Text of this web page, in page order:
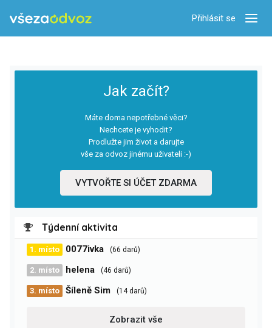
Přihlásit se
Jak začít?
Máte doma nepotřebné věci?
Nechcete je vyhodit?
Prodlužte jim život a darujte
vše za odvoz jinému uživateli :-)
VYTVOŘTE SI ÚČET ZDARMA
Týdenní aktivita
1. místo 0077ivka (66 darů)
2. místo helena (46 darů)
3. místo Šíleně Sim (14 darů)
Zobrazit vše